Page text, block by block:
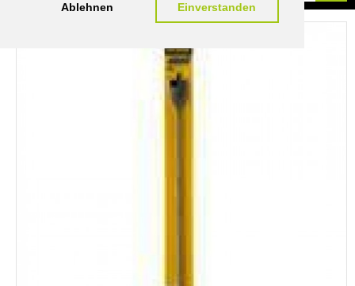
Ablehnen Einverstanden